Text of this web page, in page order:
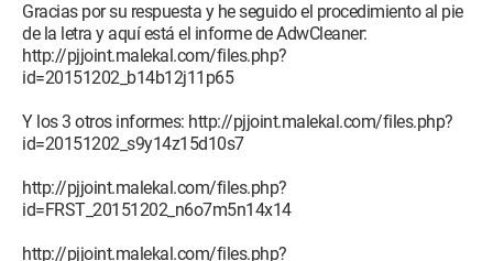
Gracias por su respuesta y he seguido el procedimiento al pie
de la letra y aquí está el informe de AdwCleaner:
http://pjjoint.malekal.com/files.php?
id=20151202_b14b12j11p65
Y los 3 otros informes: http://pjjoint.malekal.com/files.php?
id=20151202_s9y14z15d10s7
http://pjjoint.malekal.com/files.php?
id=FRST_20151202_n6o7m5n14x14
http://pjjoint.malekal.com/files.php?